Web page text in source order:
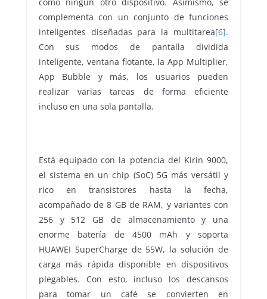
complementa con un conjunto de funciones
inteligentes diseñadas para la multitarea[6].
Con sus modos de pantalla dividida
inteligente, ventana flotante, la App Multiplier,
App Bubble y más, los usuarios pueden
realizar varias tareas de forma eficiente
incluso en una sola pantalla.
Está equipado con la potencia del Kirin 9000,
el sistema en un chip (SoC) 5G más versátil y
rico en transistores hasta la fecha,
acompañado de 8 GB de RAM, y variantes con
256 y 512 GB de almacenamiento y una
enorme batería de 4500 mAh y soporta
HUAWEI SuperCharge de 55W, la solución de
carga más rápida disponible en dispositivos
plegables. Con esto, incluso los descansos
para tomar un café se convierten en